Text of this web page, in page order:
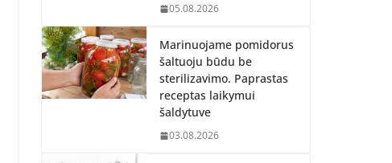
05.08.2026
Marinuojame pomidorus
šaltuoju būdu be
sterilizavimo. Paprastas
receptas laikymui
šaldytuve
03.08.2026